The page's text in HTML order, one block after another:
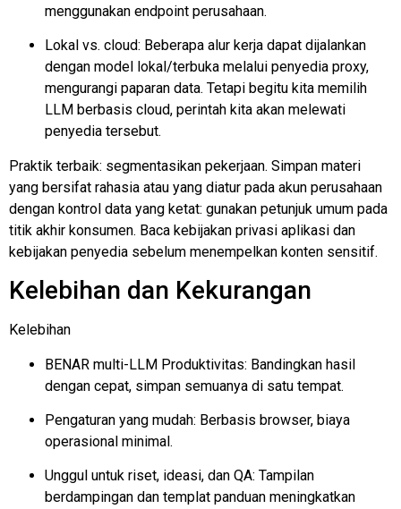
menggunakan endpoint perusahaan.
Lokal vs. cloud: Beberapa alur kerja dapat dijalankan
dengan model lokal/terbuka melalui penyedia proxy,
mengurangi paparan data. Tetapi begitu kita memilih
LLM berbasis cloud, perintah kita akan melewati
penyedia tersebut.
Praktik terbaik: segmentasikan pekerjaan. Simpan materi
yang bersifat rahasia atau yang diatur pada akun perusahaan
dengan kontrol data yang ketat: gunakan petunjuk umum pada
titik akhir konsumen. Baca kebijakan privasi aplikasi dan
kebijakan penyedia sebelum menempelkan konten sensitif.
Kelebihan dan Kekurangan
Kelebihan
BENAR multi-LLM Produktivitas: Bandingkan hasil
dengan cepat, simpan semuanya di satu tempat.
Pengaturan yang mudah: Berbasis browser, biaya
operasional minimal.
Unggul untuk riset, ideasi, dan QA: Tampilan
berdampingan dan templat panduan meningkatkan